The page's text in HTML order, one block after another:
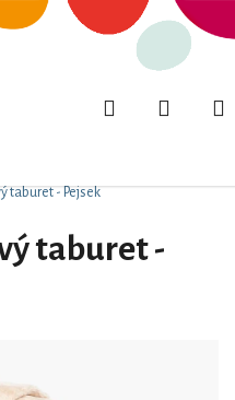
Hledat
taburet - Pejsek
taburet -